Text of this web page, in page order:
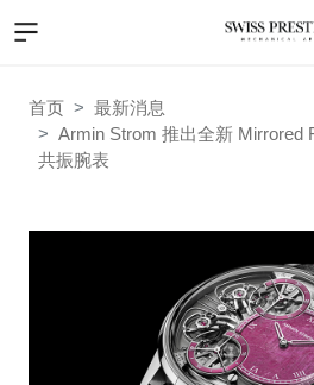
首页
最新消息
Armin Strom 推出全新 Mirrored
共振腕表